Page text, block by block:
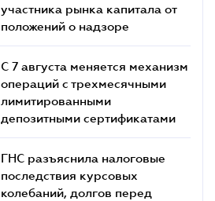
участника рынка капитала от
положений о надзоре
С 7 августа меняется механизм
операций с трехмесячными
лимитированными
депозитными сертификатами
ГНС разъяснила налоговые
последствия курсовых
колебаний, долгов перед